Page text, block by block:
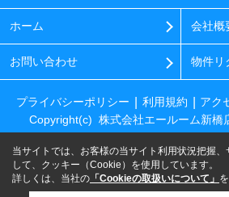
ホーム 会社概
お問い合わせ 物件リ
プライバシーポリシー 利用規約 アク
Copyright(c) 株式会社エールーム新橋
当サイトでは、お客様の当サイト利用状況把握、
して、クッキー（Cookie）を使用しています。
詳しくは、当社の 「Cookieの取扱いについて」